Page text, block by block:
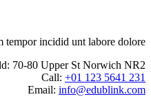
tempor incidid unt labore dolore.
70-80 Upper St Norwich NR2
Call: +01 123 5641 231
Email: info@edublink.com